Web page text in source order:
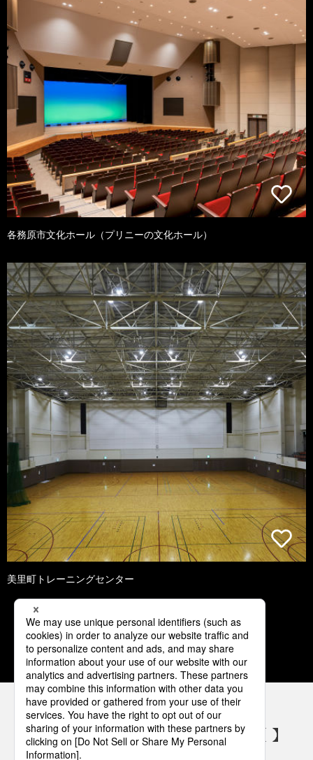
各務原市文化ホール（プリニーの文化ホール）
美里町トレーニングセンター
1 2 3 4 5
パナソニックの電気設備 SNSアカウント